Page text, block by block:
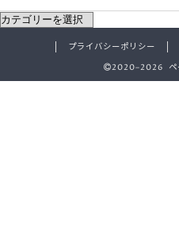
プライバシーポリシー
2020–2026 ペ